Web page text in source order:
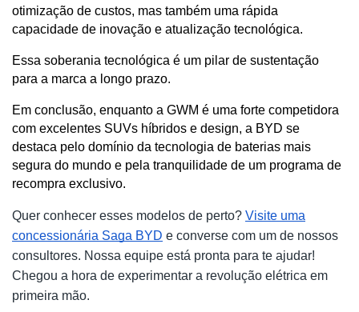
otimização de custos, mas também uma rápida
capacidade de inovação e atualização tecnológica.
Essa soberania tecnológica é um pilar de sustentação
para a marca a longo prazo.
Em conclusão, enquanto a GWM é uma forte competidora
com excelentes SUVs híbridos e design, a BYD se
destaca pelo domínio da tecnologia de baterias mais
segura do mundo e pela tranquilidade de um programa de
recompra exclusivo.
Quer conhecer esses modelos de perto? Visite uma
concessionária Saga BYD e converse com um de nossos
consultores. Nossa equipe está pronta para te ajudar!
Chegou a hora de experimentar a revolução elétrica em
primeira mão.